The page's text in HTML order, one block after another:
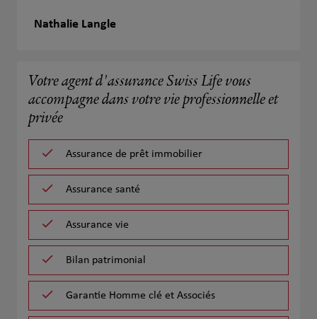
Nathalie Langle
Votre agent d'assurance Swiss Life vous
accompagne dans votre vie professionnelle et
privée
Assurance de prêt immobilier
Assurance santé
Assurance vie
Bilan patrimonial
Garantie Homme clé et Associés